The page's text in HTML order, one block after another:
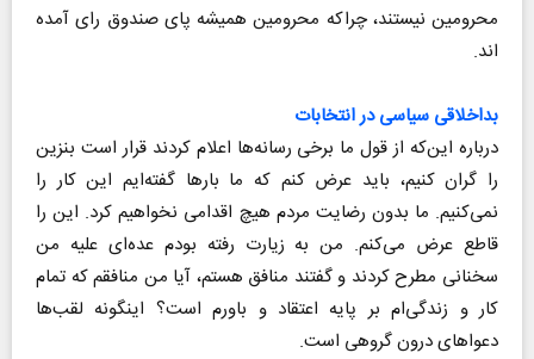
محرومین نیستند، چراکه محرومین همیشه پای صندوق رای آمده
اند.
بداخلاقی سیاسی در انتخابات
درباره این‌که از قول ما برخی رسانه‌ها اعلام کردند قرار است بنزین
را گران کنیم، باید عرض کنم که ما بارها گفته‌ایم این کار را
نمی‌کنیم. ما بدون رضایت مردم هیچ اقدامی نخواهیم کرد. این را
قاطع عرض می‌کنم. من به زیارت رفته بودم عده‌ای علیه من
سخنانی مطرح کردند و گفتند منافق هستم، آیا من منافقم که تمام
کار و زندگی‌ام بر پایه اعتقاد و باورم است؟ اینگونه لقب‌ها
دعواهای درون گروهی است.